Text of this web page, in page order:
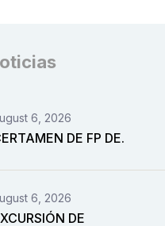
6, 2026
DE FP DE.
6, 2026
DE